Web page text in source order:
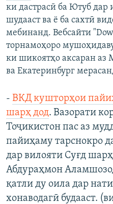
ки дастрасӣ ба Ютуб
шудааст ва ё ба сахтӣ
мебинанд. Вебсайти
торнамоҳоро
ки шикоятҳо аксаран аз
ва Екатеринбург
- ВКД кушторҳои
шарҳ дод. Вазорати
Тоҷикистон пас аз
пайиҳаму тарснокро
дар вилояти Суғд
Абдураҳмон
қатли ду оила дар
хонаводагӣ будааст.